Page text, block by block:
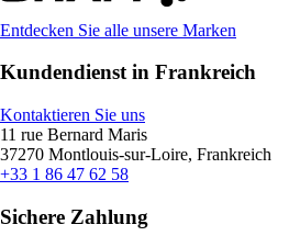
Entdecken Sie alle unsere Marken
Kundendienst in Frankreich
Kontaktieren Sie uns
11 rue Bernard Maris
37270 Montlouis-sur-Loire, Frankreich
+33 1 86 47 62 58
Sichere Zahlung